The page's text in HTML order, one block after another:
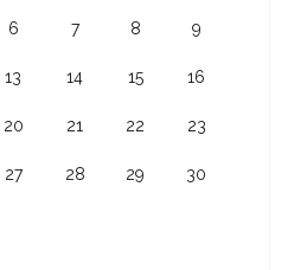
6 7 8 9
13 14 15 16
20 21 22 23
27 28 29 30